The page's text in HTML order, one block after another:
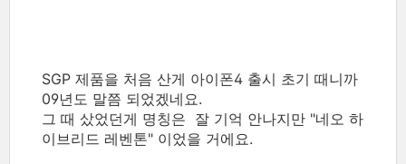
SGP 제품을 처음 산게 아이폰4 출시 초기 때니까
09년도 말쯤 되었겠네요.
그 때 샀었던게 명칭은 잘 기억 안나지만 "네오 하
이브리드 레벤톤" 이었을 거에요.